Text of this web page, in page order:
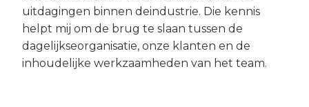
uitdagingen binnen deindustrie. Die kennis
helpt mij om de brug te slaan tussen de
dagelijkseorganisatie, onze klanten en de
inhoudelijke werkzaamheden van het team.